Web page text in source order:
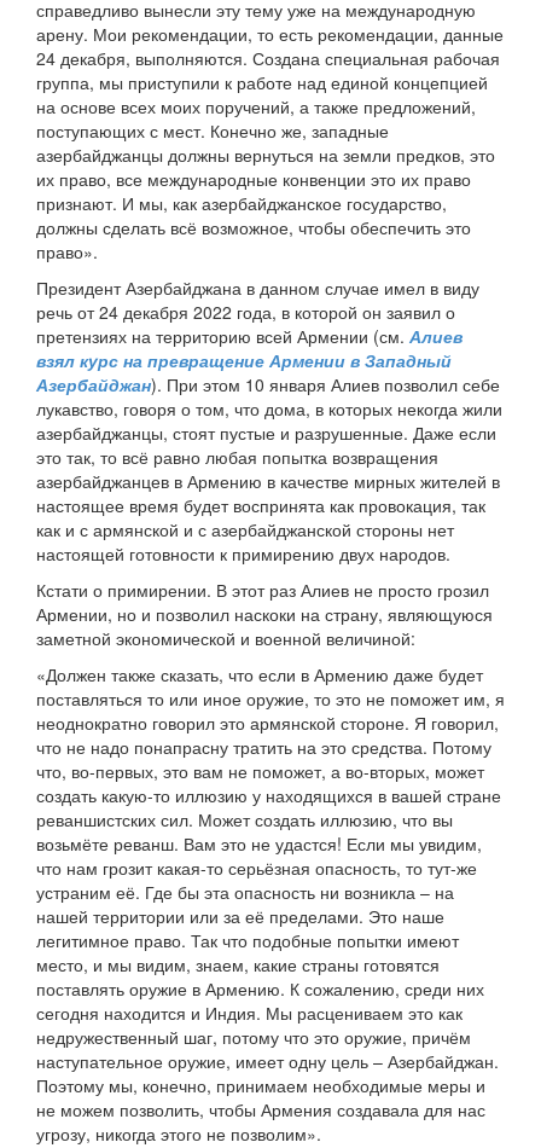
справедливо вынесли эту тему уже на международную
арену. Мои рекомендации, то есть рекомендации, данные
24 декабря, выполняются. Создана специальная рабочая
группа, мы приступили к работе над единой концепцией
на основе всех моих поручений, а также предложений,
поступающих с мест. Конечно же, западные
азербайджанцы должны вернуться на земли предков, это
их право, все международные конвенции это их право
признают. И мы, как азербайджанское государство,
должны сделать всё возможное, чтобы обеспечить это
право».
Президент Азербайджана в данном случае имел в виду
речь от 24 декабря 2022 года, в которой он заявил о
претензиях на территорию всей Армении (см. Алиев
взял курс на превращение Армении в Западный
Азербайджан). При этом 10 января Алиев позволил себе
лукавство, говоря о том, что дома, в которых некогда жили
азербайджанцы, стоят пустые и разрушенные. Даже если
это так, то всё равно любая попытка возвращения
азербайджанцев в Армению в качестве мирных жителей в
настоящее время будет воспринята как провокация, так
как и с армянской и с азербайджанской стороны нет
настоящей готовности к примирению двух народов.
Кстати о примирении. В этот раз Алиев не просто грозил
Армении, но и позволил наскоки на страну, являющуюся
заметной экономической и военной величиной:
«Должен также сказать, что если в Армению даже будет
поставляться то или иное оружие, то это не поможет им, я
неоднократно говорил это армянской стороне. Я говорил,
что не надо понапрасну тратить на это средства. Потому
что, во-первых, это вам не поможет, а во-вторых, может
создать какую-то иллюзию у находящихся в вашей стране
реваншистских сил. Может создать иллюзию, что вы
возьмёте реванш. Вам это не удастся! Если мы увидим,
что нам грозит какая-то серьёзная опасность, то тут-же
устраним её. Где бы эта опасность ни возникла – на
нашей территории или за её пределами. Это наше
легитимное право. Так что подобные попытки имеют
место, и мы видим, знаем, какие страны готовятся
поставлять оружие в Армению. К сожалению, среди них
сегодня находится и Индия. Мы расцениваем это как
недружественный шаг, потому что это оружие, причём
наступательное оружие, имеет одну цель – Азербайджан.
Поэтому мы, конечно, принимаем необходимые меры и
не можем позволить, чтобы Армения создавала для нас
угрозу, никогда этого не позволим».